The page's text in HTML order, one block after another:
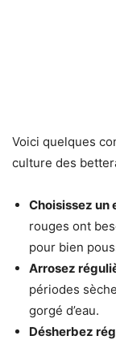
Voici quelques
culture des
Choisissez un
rouges ont
pour bien
Arrosez
périodes
gorgé d’eau.
Désherbez